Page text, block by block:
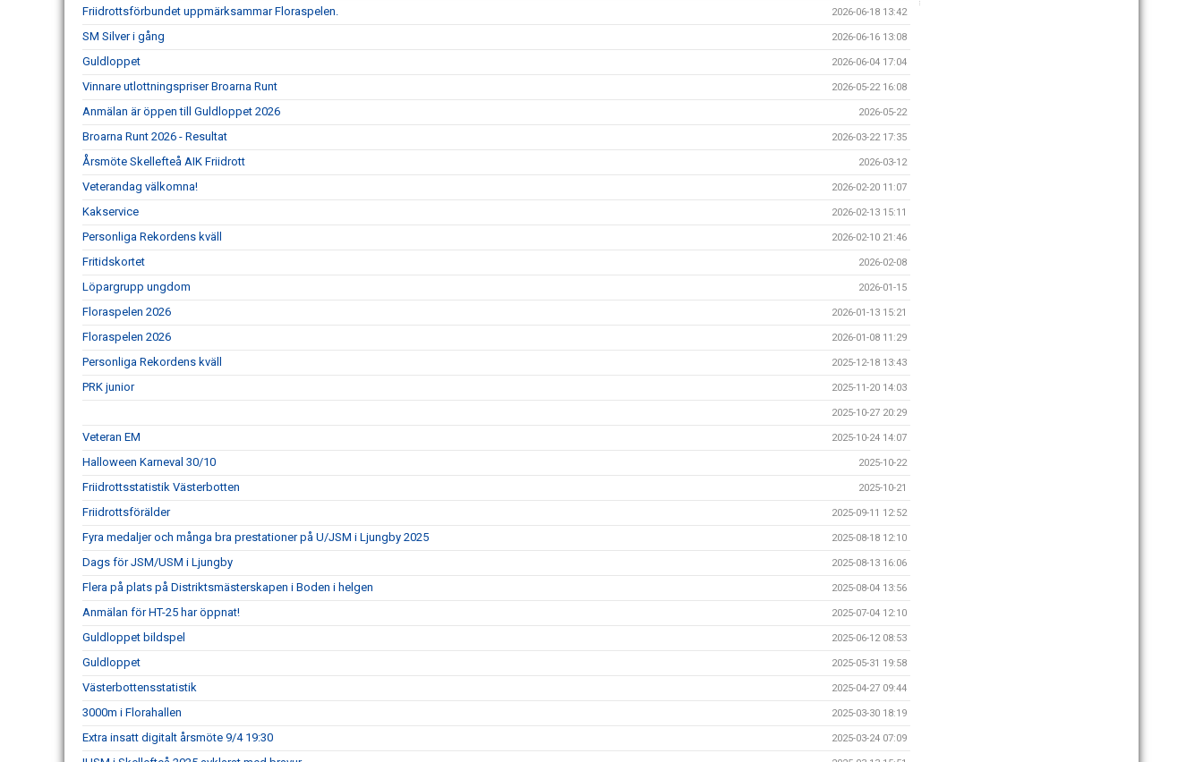
Friidrottsförbundet uppmärksammar Floraspelen. 2026-06-18 13:42
SM Silver i gång 2026-06-16 13:08
Guldloppet 2026-06-04 17:04
Vinnare utlottningspriser Broarna Runt 2026-05-22 16:08
Anmälan är öppen till Guldloppet 2026 2026-05-22
Broarna Runt 2026 - Resultat 2026-03-22 17:35
Årsmöte Skellefteå AIK Friidrott 2026-03-12
Veterandag välkomna! 2026-02-20 11:07
Kakservice 2026-02-13 15:11
Personliga Rekordens kväll 2026-02-10 21:46
Fritidskortet 2026-02-08
Löpargrupp ungdom 2026-01-15
Floraspelen 2026 2026-01-13 15:21
Floraspelen 2026 2026-01-08 11:29
Personliga Rekordens kväll 2025-12-18 13:43
PRK junior 2025-11-20 14:03
2025-10-27 20:29
Veteran EM 2025-10-24 14:07
Halloween Karneval 30/10 2025-10-22
Friidrottsstatistik Västerbotten 2025-10-21
Friidrottsförälder 2025-09-11 12:52
Fyra medaljer och många bra prestationer på U/JSM i Ljungby 2025 2025-08-18 12:10
Dags för JSM/USM i Ljungby 2025-08-13 16:06
Flera på plats på Distriktsmästerskapen i Boden i helgen 2025-08-04 13:56
Anmälan för HT-25 har öppnat! 2025-07-04 12:10
Guldloppet bildspel 2025-06-12 08:53
Guldloppet 2025-05-31 19:58
Västerbottensstatistik 2025-04-27 09:44
3000m i Florahallen 2025-03-30 18:19
Extra insatt digitalt årsmöte 9/4 19:30 2025-03-24 07:09